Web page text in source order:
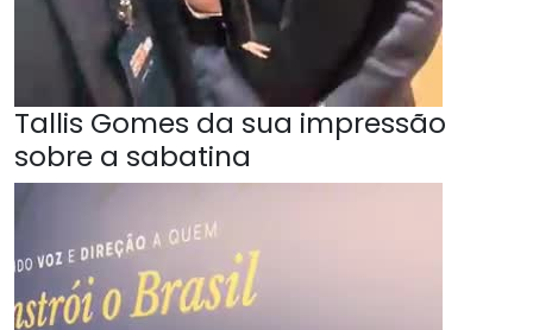
Tallis Gomes da sua impressão
sobre a sabatina